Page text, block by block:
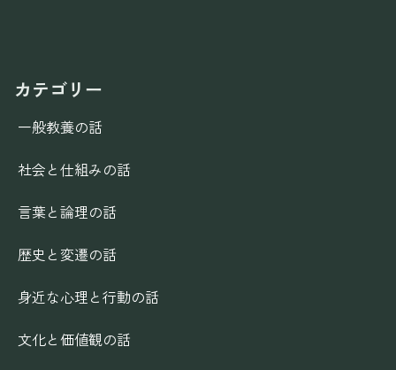
カテゴリー
一般教養の話
社会と仕組みの話
言葉と論理の話
歴史と変遷の話
身近な心理と行動の話
文化と価値観の話